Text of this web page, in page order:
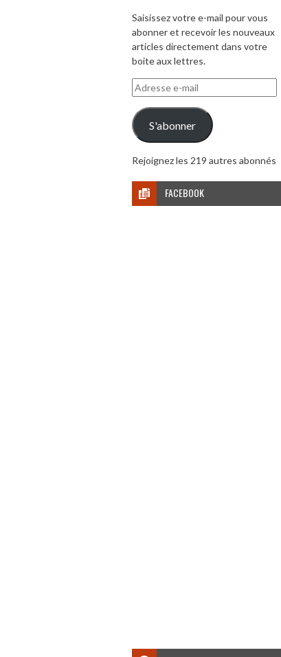
Saisissez votre e-mail pour vous
abonner et recevoir les nouveaux
articles directement dans votre
boite aux lettres.
Adresse
e-
mail
S'abonner
Rejoignez les 219 autres abonnés
FACEBOOK